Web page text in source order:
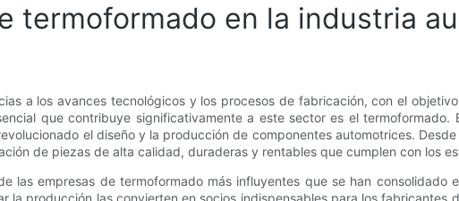
termoformado en la industria
a los avances tecnológicos y los procesos de fabricación, con el
que contribuye significativamente a este sector es el
el diseño y la producción de componentes automotrices.
de piezas de alta calidad, duraderas y rentables que cumplen con los
las empresas de termoformado más influyentes que se han